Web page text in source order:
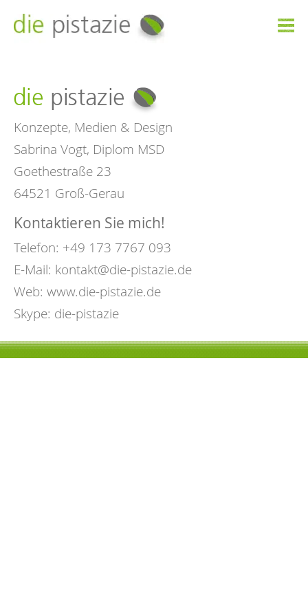

Konzepte, Medien & Design
Sabrina Vogt, Diplom MSD
Goethestraße 23
64521 Groß-Gerau
Kontaktieren Sie mich!
Telefon: +49 173 7767 093
E-Mail: kontakt@die-pistazie.de
Web: www.die-pistazie.de
Skype: die-pistazie